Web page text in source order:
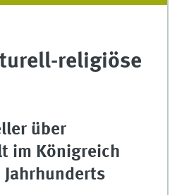
religiöse
über
im Königreich